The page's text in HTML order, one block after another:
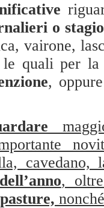
o
vairone,
le quali per la
,
,
pasture,